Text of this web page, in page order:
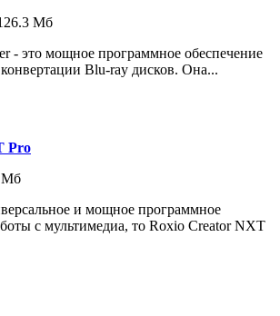
Мб
- это мощное программное обеспечение
Blu-ray дисков. Она...
Pro
Мб
и мощное программное
с мультимедиа, то Roxio Creator NXT